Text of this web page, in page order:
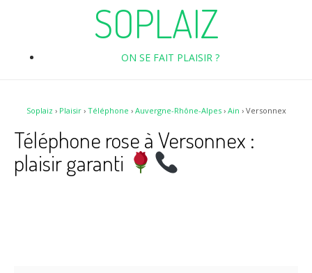
SOPLAIZ
ON SE FAIT PLAISIR ?
Soplaiz › Plaisir› Téléphone › Auvergne-Rhône-Alpes› Ain › Versonnex
Téléphone rose à Versonnex :
plaisir garanti